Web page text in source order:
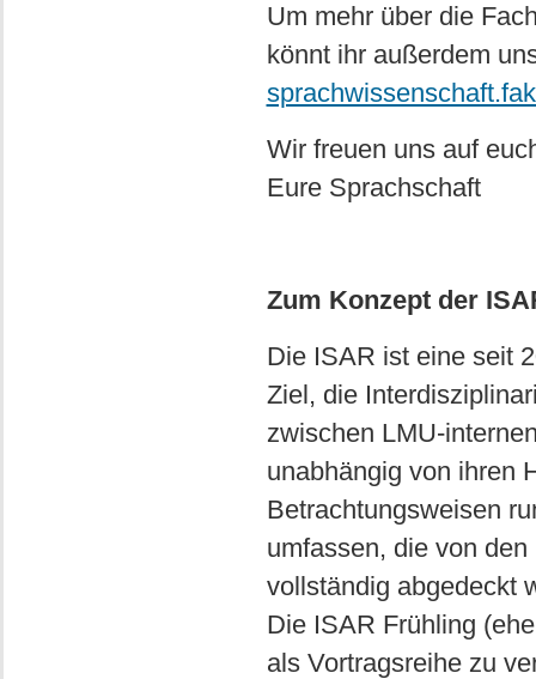
Um mehr über die
könnt ihr außerdem
Wir freuen uns auf
Eure Sprachschaft
Zum Konzept der
Die ISAR ist eine seit
Ziel, die
zwischen LMU-
unabhängig von ihren
Betrachtungsweisen
umfassen, die von
vollständig abgedeckt
Die ISAR Frühling
als Vortragsreihe zu